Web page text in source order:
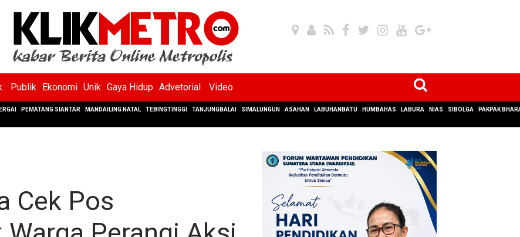
Publik Ekonomi Unik Gaya Hidup Advetorial Video
PEMATANG SIANTAR MANDAILING NATAL TEBINGTINGGI TANJUNGBALAI SIMALUNGUN ASAHAN LABUHANBATU HUMBAHAS LABURA NIAS SIBOLGA PAKPAK
Cek Pos